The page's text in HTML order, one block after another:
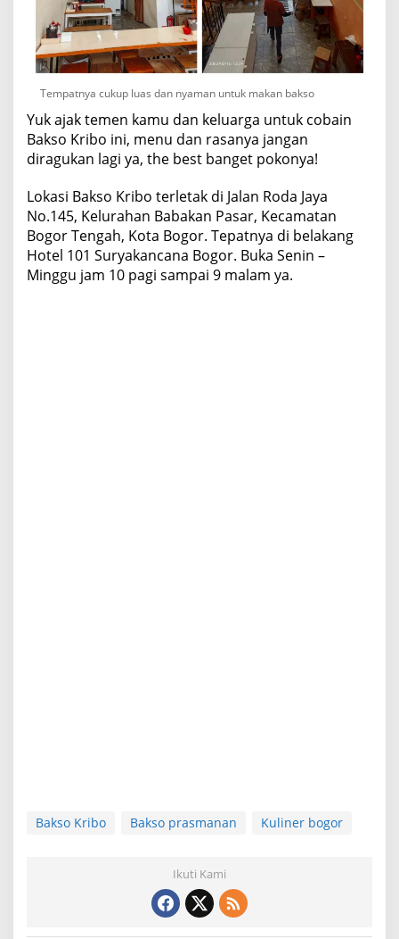
Tempatnya cukup luas dan nyaman untuk makan bakso
Yuk ajak temen kamu dan keluarga untuk cobain
Bakso Kribo ini, menu dan rasanya jangan
diragukan lagi ya, the best banget pokonya!
Lokasi Bakso Kribo terletak di Jalan Roda Jaya
No.145, Kelurahan Babakan Pasar, Kecamatan
Bogor Tengah, Kota Bogor. Tepatnya di belakang
Hotel 101 Suryakancana Bogor. Buka Senin –
Minggu jam 10 pagi sampai 9 malam ya.
Bakso Kribo Bakso prasmanan Kuliner bogor
Ikuti Kami